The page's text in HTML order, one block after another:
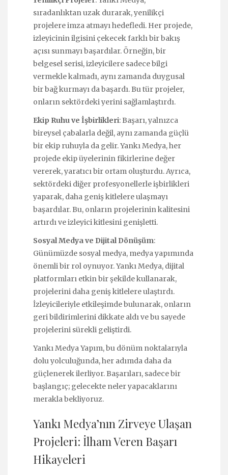
sıradanlıktan uzak durarak, yenilikçi
projelere imza atmayı hedefledi. Her projede,
izleyicinin ilgisini çekecek farklı bir bakış
açısı sunmayı başardılar. Örneğin, bir
belgesel serisi, izleyicilere sadece bilgi
vermekle kalmadı, aynı zamanda duygusal
bir bağ kurmayı da başardı. Bu tür projeler,
onların sektördeki yerini sağlamlaştırdı.
Ekip Ruhu ve İşbirlikleri: Başarı, yalnızca
bireysel çabalarla değil, aynı zamanda güçlü
bir ekip ruhuyla da gelir. Yankı Medya, her
projede ekip üyelerinin fikirlerine değer
vererek, yaratıcı bir ortam oluşturdu. Ayrıca,
sektördeki diğer profesyonellerle işbirlikleri
yaparak, daha geniş kitlelere ulaşmayı
başardılar. Bu, onların projelerinin kalitesini
artırdı ve izleyici kitlesini genişletti.
Sosyal Medya ve Dijital Dönüşüm:
Günümüzde sosyal medya, medya yapımında
önemli bir rol oynuyor. Yankı Medya, dijital
platformları etkin bir şekilde kullanarak,
projelerini daha geniş kitlelere ulaştırdı.
İzleyicileriyle etkileşimde bulunarak, onların
geri bildirimlerini dikkate aldı ve bu sayede
projelerini sürekli geliştirdi.
Yankı Medya Yapım, bu dönüm noktalarıyla
dolu yolculuğunda, her adımda daha da
güçlenerek ilerliyor. Başarıları, sadece bir
başlangıç; gelecekte neler yapacaklarını
merakla bekliyoruz.
Yankı Medya’nın Zirveye Ulaşan
Projeleri: İlham Veren Başarı
Hikayeleri